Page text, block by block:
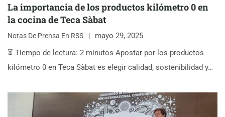
La importancia de los productos kilómetro 0 en
la cocina de Teca Sàbat
Notas De Prensa En RSS
mayo 29, 2025
⏳ Tiempo de lectura: 2 minutos Apostar por los productos
kilómetro 0 en Teca Sàbat es elegir calidad, sostenibilidad y…